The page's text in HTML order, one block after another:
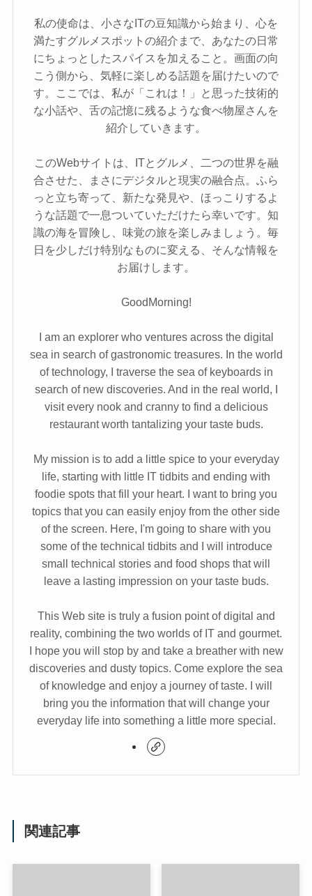
私の使命は、小さなITの豆知識から始まり、心を
満たすグルメスポットの紹介まで、あなたの日常
にちょっとしたスパイスを加えること。画面の向
こう側から、気軽に楽しめる話題を届けたいので
す。ここでは、私が「これは！」と思った技術的
な小話や、舌の記憶に残るような食べ物屋さんを
紹介していきます。
このWebサイトは、ITとグルメ、二つの世界を融
合させた、まさにデジタルと現実の融合点。ふら
っと立ち寄って、新たな発見や、ほっこりするよ
うな話題で一息ついていただけたら幸いです。知
識の海を冒険し、味覚の旅を楽しみましょう。毎
日を少しだけ特別なものに変える、そんな情報を
お届けします。
GoodMorning!
I am an explorer who ventures across the digital
sea in search of gastronomic treasures. In the world
of technology, I traverse the sea of keyboards in
search of new discoveries. And in the real world, I
visit every nook and cranny to find a delicious
restaurant worth tantalizing your taste buds.
My mission is to add a little spice to your everyday
life, starting with little IT tidbits and ending with
foodie spots that fill your heart. I want to bring you
topics that you can easily enjoy from the other side
of the screen. Here, I'm going to share with you
some of the technical tidbits and I will introduce
small technical stories and food shops that will
leave a lasting impression on your taste buds.
This Web site is truly a fusion point of digital and
reality, combining the two worlds of IT and gourmet.
I hope you will stop by and take a breather with new
discoveries and dusty topics. Come explore the sea
of knowledge and enjoy a journey of taste. I will
bring you the information that will change your
everyday life into something a little more special.
関連記事